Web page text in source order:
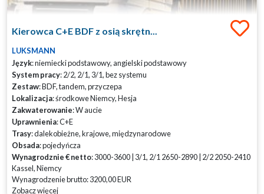
Kierowca C+E BDF z osią skrętn...
LUKSMANN
Język: niemiecki podstawowy, angielski podstawowy
System pracy: 2/2, 2/1, 3/1, bez systemu
Zestaw: BDF, tandem, przyczepa
Lokalizacja: środkowe Niemcy, Hesja
Zakwaterowanie: W aucie
Uprawnienia: C+E
Trasy: dalekobieżne, krajowe, międzynarodowe
Obsada: pojedyńcza
Wynagrodznie € netto: 3000-3600 | 3/1, 2/1 2650-2890 | 2/2 2050-2410
Kassel, Niemcy
Wynagrodzenie brutto: 3200,00 EUR
Zobacz więcej